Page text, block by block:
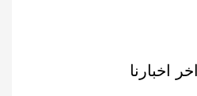
اخبارنا